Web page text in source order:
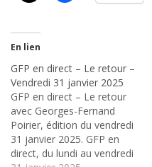
En lien
GFP en direct – Le retour –
Vendredi 31 janvier 2025
GFP en direct – Le retour
avec Georges-Fernand
Poirier, édition du vendredi
31 janvier 2025. GFP en
direct, du lundi au vendredi